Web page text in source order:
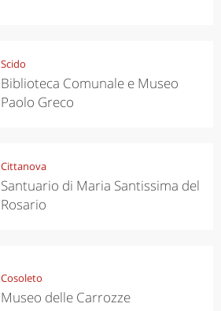
Scido
Biblioteca Comunale e Museo
Paolo Greco
Cittanova
Santuario di Maria Santissima del
Rosario
Cosoleto
Museo delle Carrozze